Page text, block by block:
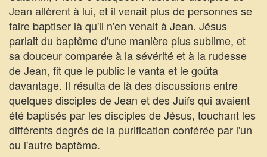
Jean allèrent à lui, et il venait plus de personnes se
faire baptiser là qu'il n'en venait à Jean. Jésus
parlait du baptême d'une manière plus sublime, et
sa douceur comparée à la sévérité et à la rudesse
de Jean, fit que le public le vanta et le goûta
davantage. Il résulta de là des discussions entre
quelques disciples de Jean et des Juifs qui avaient
été baptisés par les disciples de Jésus, touchant les
différents degrés de la purification conférée par l'un
ou l'autre baptême.